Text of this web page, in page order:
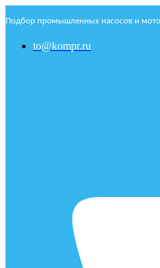
Подбор промышленных насосов и
to@kompr.ru